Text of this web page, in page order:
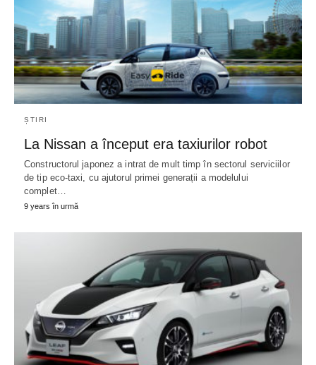
ȘTIRI
La Nissan a început era taxiurilor robot
Constructorul japonez a intrat de mult timp în sectorul serviciilor
de tip eco-taxi, cu ajutorul primei generații a modelului
complet…
9 years în urmă